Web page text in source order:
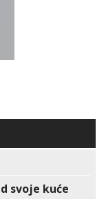
svoje kuće